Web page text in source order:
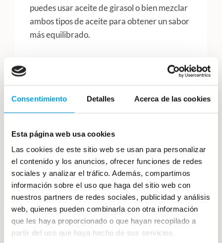
Consentimiento Detalles Acerca de las cookies
Esta página web usa cookies
Las cookies de este sitio web se usan para personalizar
el contenido y los anuncios, ofrecer funciones de redes
sociales y analizar el tráfico. Además, compartimos
información sobre el uso que haga del sitio web con
nuestros partners de redes sociales, publicidad y análisis
web, quienes pueden combinarla con otra información
que les haya proporcionado o que hayan recopilado a
partir del uso que haya hecho de sus servicios.
puedes usar aceite de girasol o bien mezclar
ambos tipos de aceite para obtener un sabor
más equilibrado.
Mayonesa, ¿con o sin
huevo?
Si prefieres evitar el huevo, existen
alternativas como lalactonesa, que utiliza
leche en lugar de huevo. Para prepararla,
una pizca de sal y unas gotas de limón o
vinagre. Esta variante es ideal para quienes
buscan reducir riesgos asociados al consumo
de huevo crudo o desean una opción
diferente.
Mayonesa, la reina de